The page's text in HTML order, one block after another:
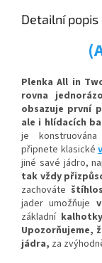
Detailní
Plenka All in
rovna
obsazuje první
ale i hlídacích
je
připnete klasické
jiné savé jádro,
tak vždy
zachováte
jader umožňuje
základní
Upozorňujeme,
jádra, za